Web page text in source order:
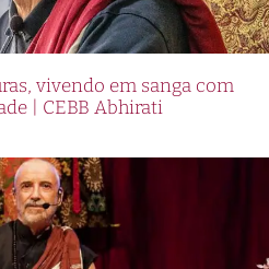
vivendo em sanga com
| CEBB Abhirati